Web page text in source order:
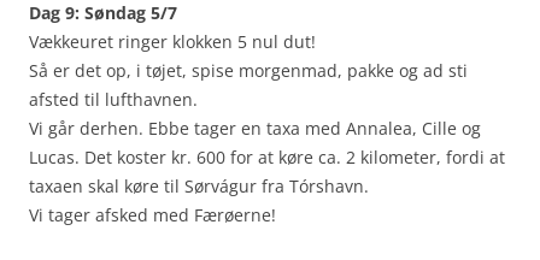
Dag 9: Søndag 5/7
Vækkeuret ringer klokken 5 nul dut!
Så er det op, i tøjet, spise morgenmad, pakke og ad sti
afsted til lufthavnen.
Vi går derhen. Ebbe tager en taxa med Annalea, Cille og
Lucas. Det koster kr. 600 for at køre ca. 2 kilometer, fordi at
taxaen skal køre til Sørvágur fra Tórshavn.
Vi tager afsked med Færøerne!